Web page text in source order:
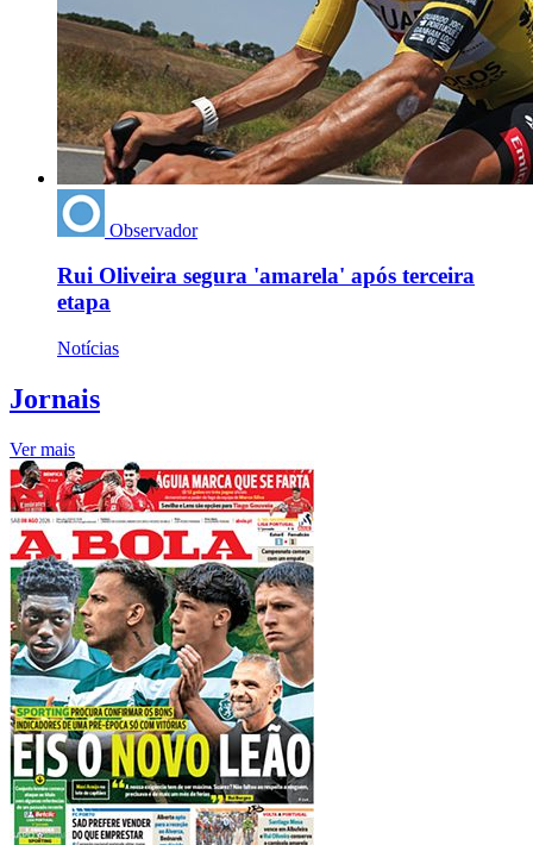
Observador
Rui Oliveira segura 'amarela' após terceira
etapa
Notícias
Jornais
Ver mais